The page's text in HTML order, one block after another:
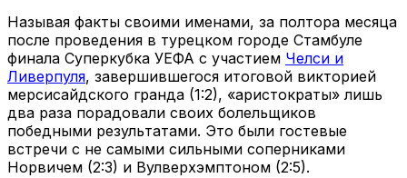
Называя факты своими именами, за полтора месяца
после проведения в турецком городе Стамбуле
финала Суперкубка УЕФА с участием Челси и
Ливерпуля, завершившегося итоговой викторией
мерсисайдского гранда (1:2), «аристократы» лишь
два раза порадовали своих болельщиков
победными результатами. Это были гостевые
встречи с не самыми сильными соперниками
Норвичем (2:3) и Вулверхэмптоном (2:5).